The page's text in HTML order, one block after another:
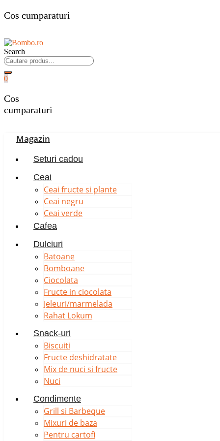
Cos cumparaturi
Search
0
Cos
cumparaturi
Magazin
Seturi cadou
Ceai
Ceai fructe si plante
Ceai negru
Ceai verde
Cafea
Dulciuri
Batoane
Bomboane
Ciocolata
Fructe in ciocolata
Jeleuri/marmelada
Rahat Lokum
Snack-uri
Biscuiti
Fructe deshidratate
Mix de nuci si fructe
Nuci
Condimente
Grill si Barbeque
Mixuri de baza
Pentru cartofi